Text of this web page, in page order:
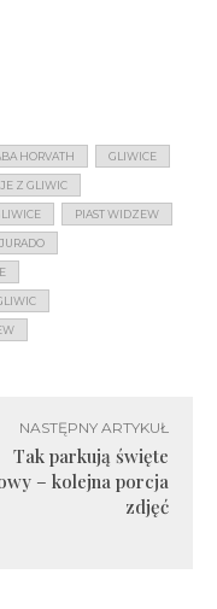
HORVATH GLIWICE
Z GLIWIC
PIAST WIDZEW
NASTĘPNY ARTYKUŁ
Tak parkują święte
– kolejna porcja
zdjęć